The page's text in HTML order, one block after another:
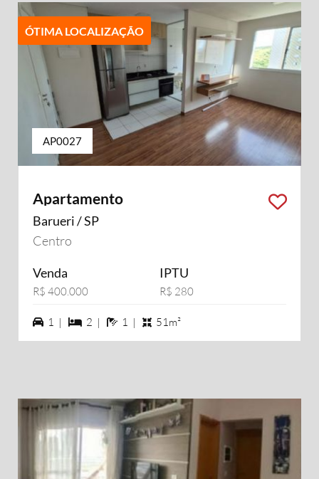
ÓTIMA LOCALIZAÇÃO
AP0027
Apartamento
Barueri / SP
Centro
Venda
R$ 400.000
IPTU
R$ 280
1 vagas na garagem
1 | 2 dormiórios
2 | 1 banheiros
1 | 51m²